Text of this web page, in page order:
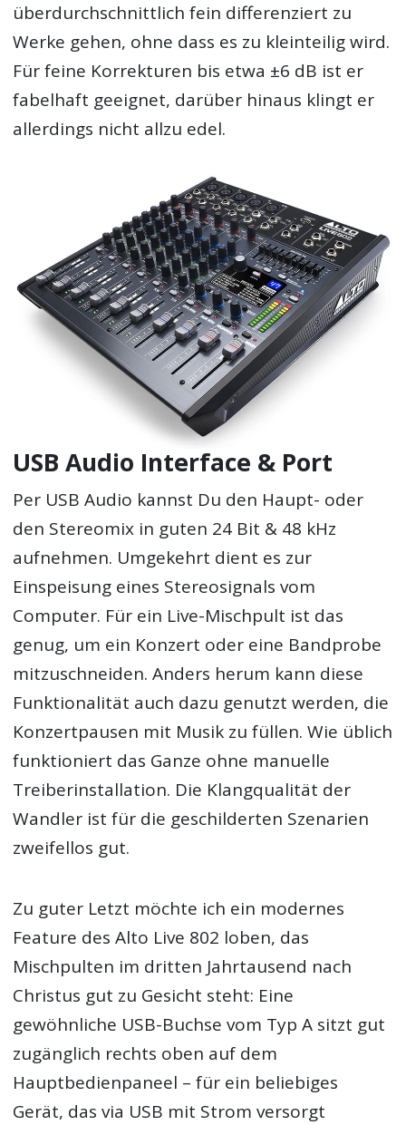
überdurchschnittlich fein differenziert zu
Werke gehen, ohne dass es zu kleinteilig wird.
Für feine Korrekturen bis etwa ±6 dB ist er
fabelhaft geeignet, darüber hinaus klingt er
allerdings nicht allzu edel.
USB Audio Interface & Port
Per USB Audio kannst Du den Haupt- oder
den Stereomix in guten 24 Bit & 48 kHz
aufnehmen. Umgekehrt dient es zur
Einspeisung eines Stereosignals vom
Computer. Für ein Live-Mischpult ist das
genug, um ein Konzert oder eine Bandprobe
mitzuschneiden. Anders herum kann diese
Funktionalität auch dazu genutzt werden, die
Konzertpausen mit Musik zu füllen. Wie üblich
funktioniert das Ganze ohne manuelle
Treiberinstallation. Die Klangqualität der
Wandler ist für die geschilderten Szenarien
zweifellos gut.
Zu guter Letzt möchte ich ein modernes
Feature des Alto Live 802 loben, das
Mischpulten im dritten Jahrtausend nach
Christus gut zu Gesicht steht: Eine
gewöhnliche USB-Buchse vom Typ A sitzt gut
zugänglich rechts oben auf dem
Hauptbedienpaneel – für ein beliebiges
Gerät, das via USB mit Strom versorgt